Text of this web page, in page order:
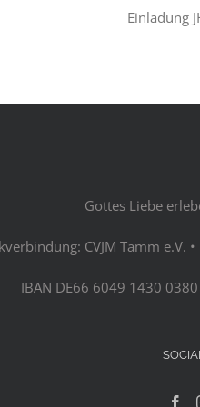
Einladung
Gottes Liebe
CVJM Tamm e.V.
IBAN DE66 6049 1430